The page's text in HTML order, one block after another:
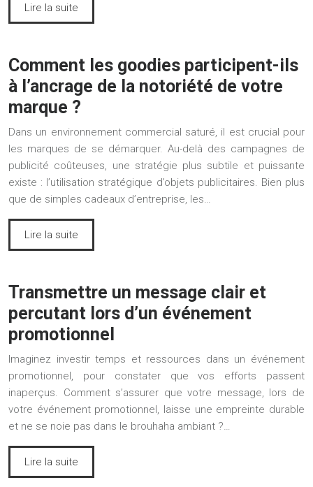
Lire la suite
Comment les goodies participent-ils
à l’ancrage de la notoriété de votre
marque ?
Dans un environnement commercial saturé, il est crucial pour
les marques de se démarquer. Au-delà des campagnes de
publicité coûteuses, une stratégie plus subtile et puissante
existe : l’utilisation stratégique d’objets publicitaires. Bien plus
que de simples cadeaux d’entreprise, les…
Lire la suite
Transmettre un message clair et
percutant lors d’un événement
promotionnel
Imaginez investir temps et ressources dans un événement
promotionnel, pour constater que vos efforts passent
inaperçus. Comment s’assurer que votre message, lors de
votre événement promotionnel, laisse une empreinte durable
et ne se noie pas dans le brouhaha ambiant ?…
Lire la suite